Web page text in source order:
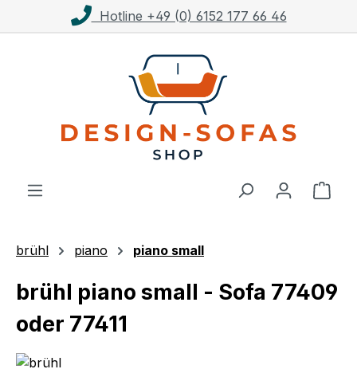
Zum Hauptinhalt springenKostenloser Versand ab
brühl piano piano small
brühl piano small - Sofa 77409
oder 77411